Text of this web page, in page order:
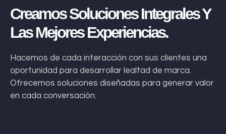
Creamos Soluciones Integrales Y
Las Mejores Experiencias.
Hacemos de cada interacción con sus clientes una
oportunidad para desarrollar lealtad de marca.
Ofrecemos soluciones diseñadas para generar valor
en cada conversación.